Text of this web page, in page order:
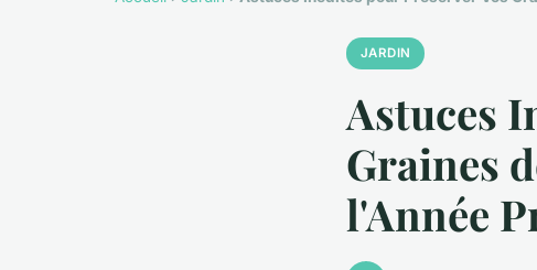
JARDIN
Astuces
Graines
l'Année